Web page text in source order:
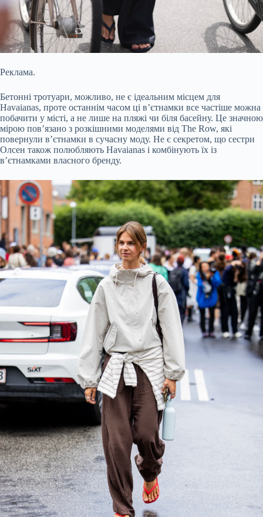
Реклама.
Бетонні тротуари, можливо, не є ідеальним місцем для
Havaianas, проте останнім часом ці в’єтнамки все частіше можна
побачити у місті, а не лише на пляжі чи біля басейну. Це значною
мірою пов’язано з розкішними моделями від The Row, які
повернули в’єтнамки в сучасну моду. Не є секретом, що сестри
Олсен також полюбляють Havaianas і комбінують їх із
в’єтнамками власного бренду.